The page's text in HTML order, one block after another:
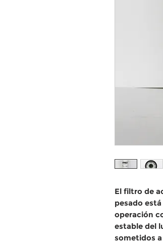
El filtro de
pesado está
operación
estable del
sometidos